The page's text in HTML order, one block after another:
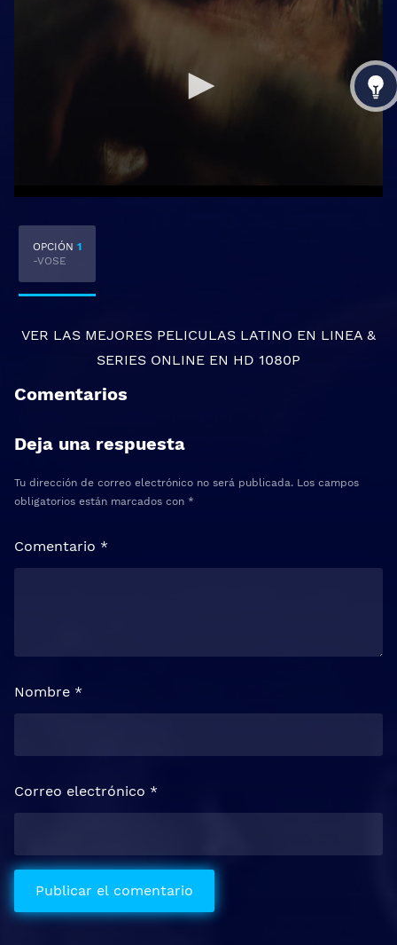
OPCIÓN 1
-VOSE
VER LAS MEJORES PELICULAS LATINO EN LINEA &
SERIES ONLINE EN HD 1080P
Comentarios
Deja una respuesta
Tu dirección de correo electrónico no será publicada. Los campos
obligatorios están marcados con *
Comentario *
Nombre *
Correo electrónico *